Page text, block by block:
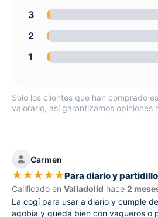
3
2
1
Solo los clientes que han comprado
valorarlo, así garantizamos opiniones
Carmen
★★★★★Para diario y partidillo
Calificado en Valladolid hace 2
La cogí para usar a diario y cumple
agobia y queda bien con vaqueros o